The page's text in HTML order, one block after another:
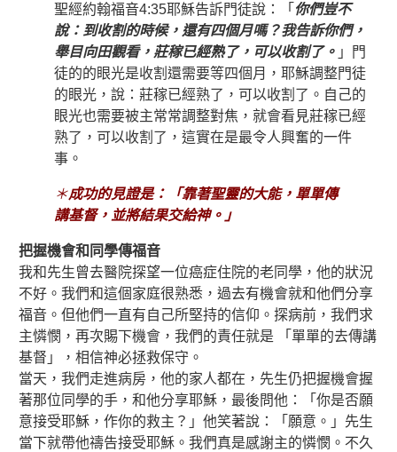
聖經約翰福音4:35耶穌告訴門徒說：「 你們豈不
說：到收割的時候，還有四個月嗎？我告訴你們，
舉目向田觀看，莊稼已經熟了，可以收割了。 」門
徒的的眼光是收割還需要等四個月，耶穌調整門徒
的眼光，說：莊稼已經熟了，可以收割了。自己的
眼光也需要被主常常調整對焦，就會看見莊稼已經
熟了，可以收割了，這實在是最令人興奮的一件
事。
＊成功的見證是：「靠著聖靈的大能，單單傳
講基督，並將結果交給神。」
把握機會和同學傳福音
我和先生曾去醫院探望一位癌症住院的老同學，他的狀況
不好。我們和這個家庭很熟悉，過去有機會就和他們分享
福音。但他們一直有自己所堅持的信仰。探病前，我們求
主憐憫，再次賜下機會，我們的責任就是 「單單的去傳講
基督」，相信神必拯救保守。
當天，我們走進病房，他的家人都在，先生仍把握機會握
著那位同學的手，和他分享耶穌，最後問他：「你是否願
意接受耶穌，作你的救主？」他笑著說：「願意。」先生
當下就帶他禱告接受耶穌。我們真是感謝主的憐憫。不久